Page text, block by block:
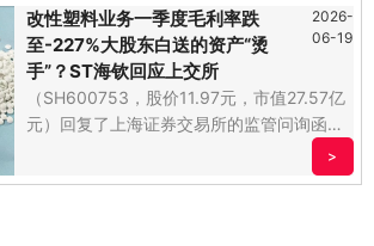
改性塑料业务一季度毛利率跌
至-227%大股东白送的资产“烫
手”？ST海钦回应上交所
2026-
06-19
（SH600753，股价11.97元，市值27.57亿
元）回复了上海证券交易所的监管问询函。
>